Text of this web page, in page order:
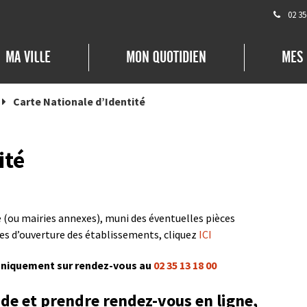
02
MA VILLE MON QUOTIDIEN
Carte Nationale d’Identité
mairies annexes), muni des éventuelles pièces
d’ouverture des établissements, cliquez ICI
sur rendez-vous au 02 35 13 18 00
et prendre rendez-vous en ligne,